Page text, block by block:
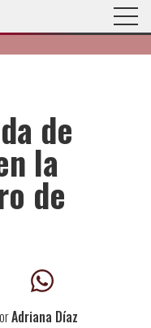
de
la
de
Adriana Díaz